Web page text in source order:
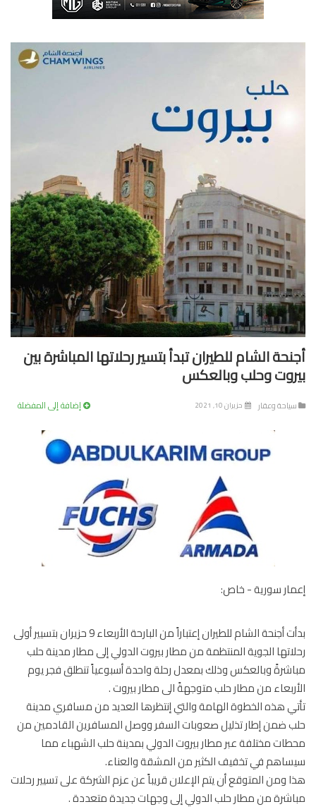
الشام للطيران تبدأ بتسير رحلاتها المباشرة بين
وحلب وبالعكس
وعقار حزيران 10, 2021 إضافة إلى المفضلة
سورية - خاص:
بدأت أجنحة الشام للطيران إعتباراً من البارحة الأربعاء 9 حزيران بتسيير أولى
الجوية المنتظمة من مطار بيروت الدولي إلى مطار مدينة حلب
وبالعكس وذلك بمعدل رحلة واحدة أسبوعياً تنطلق فجر يوم
من مطار حلب متوجهةً الى مطار بيروت .
هذه الخطوة الهامة والتي إنتظرها العديد من مسافري مدينة
ضمن إطار تذليل صعوبات السفر ووصل المسافرين القادمين من
مختلفة عبر مطار بيروت الدولي بمدينة حلب الشهباء مما
في تخفيف الكثير من المشقة والعناء.
ومن المتوقع أن يتم الإعلان قريباً عن عزم الشركة على تسيير رحلات
من مطار حلب الدولي إلى وجهات جديدة متعددة .